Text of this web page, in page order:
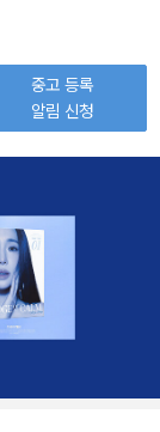
중고 등록
알림 신청